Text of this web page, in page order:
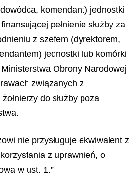
komendant) jednostki
pełnienie służby za
z szefem (dyrektorem,
jednostki lub komórki
Obrony Narodowej
związanych z
do służby poza
nie przysługuje ekwiwalent z
z uprawnień, o
w ust. 1.”